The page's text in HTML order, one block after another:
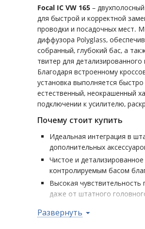
Focal IC VW 165 –
для быстрой и корректной
проводки и посадочных мест.
диффузора Polyglass,
собранный, глубокий бас, а
твитер для
Благодаря встроенному
установка выполняется
естественный, неокрашенный
подключении к усилителю,
Почему стоит купить
Идеальная интеграция в
дополнительных
Чистое и
контролируемым басом
Высокая
даже от штатного
системы без замены
Развернуть